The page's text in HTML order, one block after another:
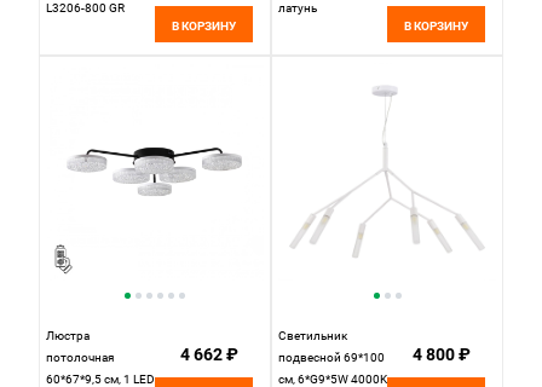
L3206-800 GR
В КОРЗИНУ
латунь
В КОРЗИНУ
Люстра
потолочная
60*67*9,5 см, 1 LED
4 662 ₽
Светильник
подвесной 69*100
см, 6*G9*5W 4000K
4 800 ₽